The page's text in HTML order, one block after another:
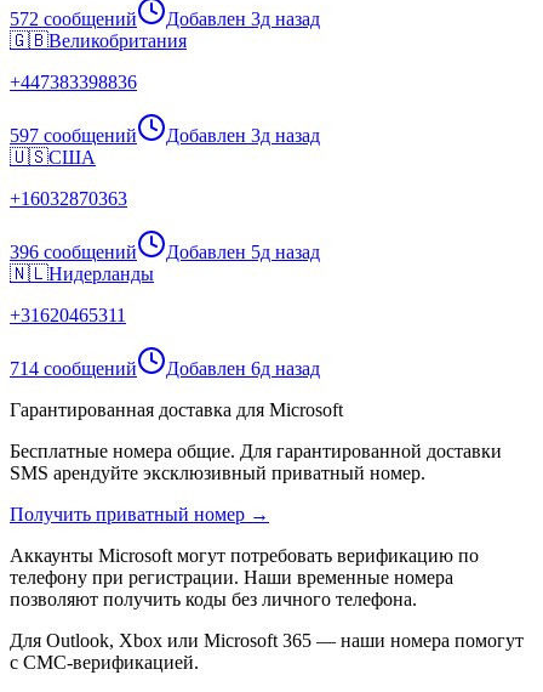
572 сообщений Добавлен 3д назад
🇬🇧Великобритания
+447383398836
597 сообщений Добавлен 3д назад
🇺🇸США
+16032870363
396 сообщений Добавлен 5д назад
🇳🇱Нидерланды
+31620465311
714 сообщений Добавлен 6д назад
Гарантированная доставка для Microsoft
Бесплатные номера общие. Для гарантированной доставки
SMS арендуйте эксклюзивный приватный номер.
Получить приватный номер →
Аккаунты Microsoft могут потребовать верификацию по
телефону при регистрации. Наши временные номера
позволяют получить коды без личного телефона.
Для Outlook, Xbox или Microsoft 365 — наши номера помогут
с СМС-верификацией.